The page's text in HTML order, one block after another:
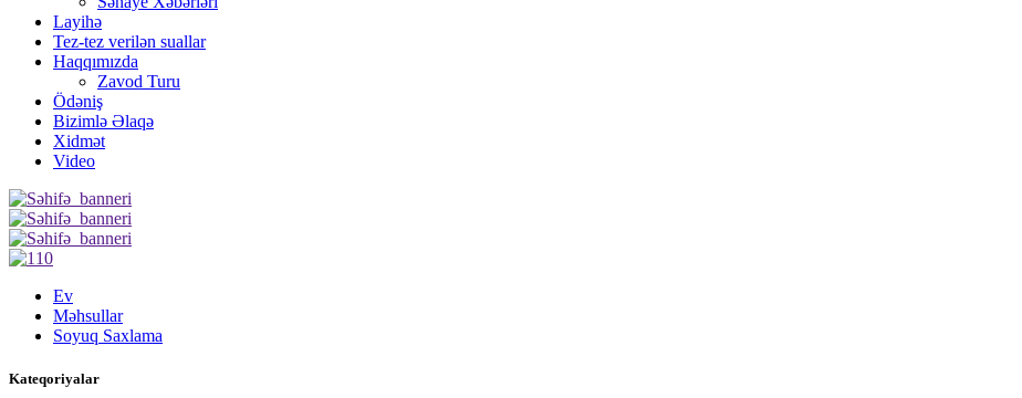
Layihə
Tez-tez verilən suallar
Haqqımızda
Zavod Turu
Ödəniş
Bizimlə Əlaqə
Xidmət
Video
Ev
Məhsullar
Soyuq Saxlama
Kateqoriyalar